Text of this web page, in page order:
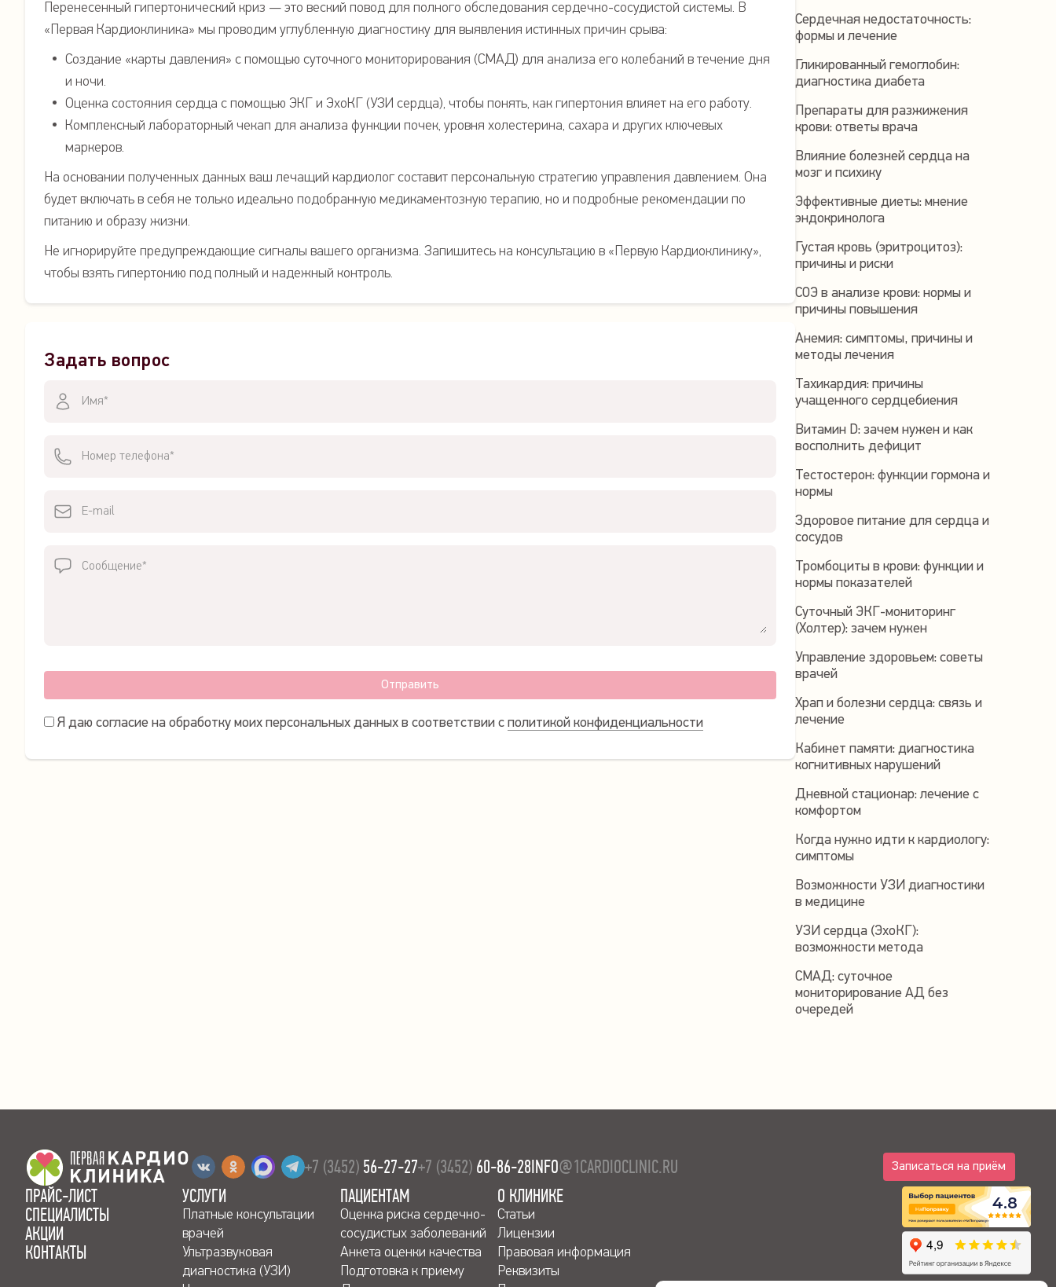
Перенесенный гипертонический криз — это веский повод для полного обследования сердечно-сосудистой системы. В
«Первая Кардиоклиника» мы проводим углубленную диагностику для выявления истинных причин срыва:
Создание «карты давления» с помощью суточного мониторирования (СМАД) для анализа его колебаний в течение дня
и ночи.
Оценка состояния сердца с помощью ЭКГ и ЭхоКГ (УЗИ сердца), чтобы понять, как гипертония влияет на его работу.
Комплексный лабораторный чекап для анализа функции почек, уровня холестерина, сахара и других ключевых
маркеров.
На основании полученных данных ваш лечащий кардиолог составит персональную стратегию управления давлением. Она
будет включать в себя не только идеально подобранную медикаментозную терапию, но и подробные рекомендации по
питанию и образу жизни.
Не игнорируйте предупреждающие сигналы вашего организма. Запишитесь на консультацию в «Первую Кардиоклинику»,
чтобы взять гипертонию под полный и надежный контроль.
Задать вопрос
Отправить
Я даю согласие на обработку моих персональных данных в соответствии с политикой конфиденциальности
Сердечная недостаточность:
формы и лечение
Гликированный гемоглобин:
диагностика диабета
Препараты для разжижения
крови: ответы врача
Влияние болезней сердца на
мозг и психику
Эффективные диеты: мнение
эндокринолога
Густая кровь (эритроцитоз):
причины и риски
СОЭ в анализе крови: нормы и
причины повышения
Анемия: симптомы, причины и
методы лечения
Тахикардия: причины
учащенного сердцебиения
Витамин D: зачем нужен и как
восполнить дефицит
Тестостерон: функции гормона и
нормы
Здоровое питание для сердца и
сосудов
Тромбоциты в крови: функции и
нормы показателей
Суточный ЭКГ-мониторинг
(Холтер): зачем нужен
Управление здоровьем: советы
врачей
Храп и болезни сердца: связь и
лечение
Кабинет памяти: диагностика
когнитивных нарушений
Дневной стационар: лечение с
комфортом
Когда нужно идти к кардиологу:
симптомы
Возможности УЗИ диагностики
в медицине
УЗИ сердца (ЭхоКГ):
возможности метода
СМАД: суточное
мониторирование АД без
очередей
+7 (3452) 56-27-27+7 (3452) 60-86-28INFO@1CARDIOCLINIC.RU Записаться на приём
ПРАЙС-ЛИСТ
СПЕЦИАЛИСТЫ
АКЦИИ
КОНТАКТЫ
УСЛУГИ
Платные консультации
врачей
Ультразвуковая
диагностика (УЗИ)
ПАЦИЕНТАМ
Оценка риска сердечно-
сосудистых заболеваний
Анкета оценки качества
Подготовка к приему
О КЛИНИКЕ
Статьи
Лицензии
Правовая информация
Реквизиты
4.8